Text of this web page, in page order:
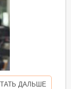
ДАЛЬШЕ